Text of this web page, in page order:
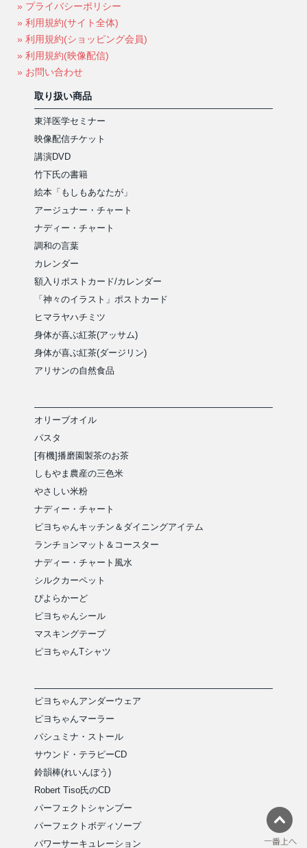
» プライバシーポリシー
» 利用規約(サイト全体)
» 利用規約(ショッピング会員)
» 利用規約(映像配信)
» お問い合わせ
取り扱い商品
東洋医学セミナー
映像配信チケット
講演DVD
竹下氏の書籍
絵本「もしもあなたが」
アージュナー・チャート
ナディー・チャート
調和の言葉
カレンダー
額入りポストカード/カレンダー
「神々のイラスト」ポストカード
ヒマラヤハチミツ
身体が喜ぶ紅茶(アッサム)
身体が喜ぶ紅茶(ダージリン)
アリサンの自然食品
オリーブオイル
パスタ
[有機]播磨園製茶のお茶
しもやま農産の三色米
やさしい米粉
ナディー・チャート
ピヨちゃんキッチン＆ダイニングアイテム
ランチョンマット＆コースター
ナディー・チャート風水
シルクカーペット
ぴよらかーど
ピヨちゃんシール
マスキングテープ
ピヨちゃんTシャツ
ピヨちゃんアンダーウェア
ピヨちゃんマーラー
パシュミナ・ストール
サウンド・テラピーCD
鈴韻棒(れいんぼう)
Robert Tiso氏のCD
パーフェクトシャンプー
パーフェクトボディソープ
パワーサーキュレーション